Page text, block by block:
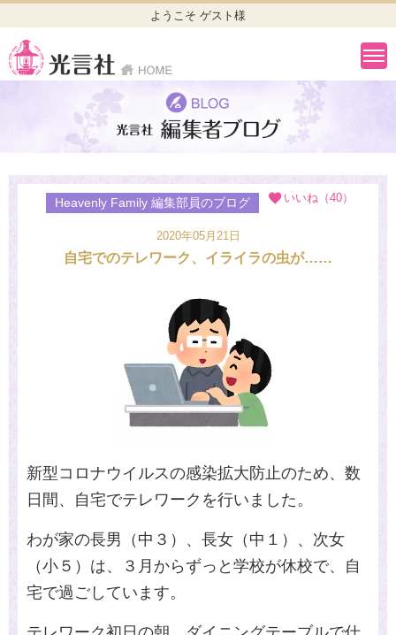
ようこそ ゲスト様
Heavenly Family 編集部員のブログ いいね（40）
2020年05月21日
自宅でのテレワーク、イライラの虫が……
新型コロナウイルスの感染拡大防止のため、数
日間、自宅でテレワークを行いました。
わが家の長男（中３）、長女（中１）、次女
（小５）は、３月からずっと学校が休校で、自
宅で過ごしています。